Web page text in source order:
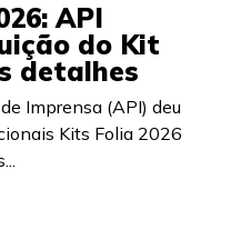
API
do Kit
detalhes
Imprensa (API) deu
Kits Folia 2026